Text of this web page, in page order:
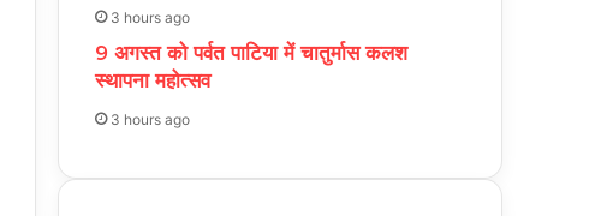
3 hours ago
9 अगस्त को पर्वत पाटिया में चातुर्मास कलश
स्थापना महोत्सव
3 hours ago